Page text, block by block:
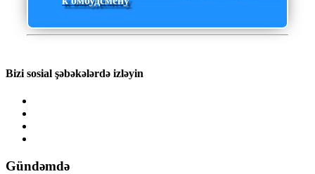
Bizi sosial şəbəkələrdə izləyin
Gündəmdə